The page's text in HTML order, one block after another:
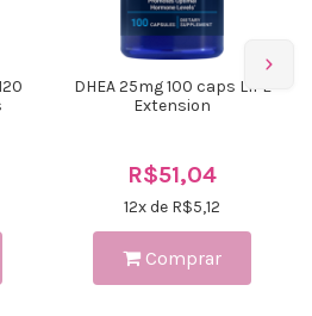
DHEA 25mg 100 caps LIFE
Extension
R$51,04
12x de R$5,12
Comprar